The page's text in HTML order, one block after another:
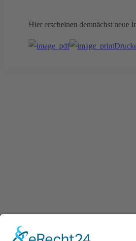
Hier erscheinen demnächst neue